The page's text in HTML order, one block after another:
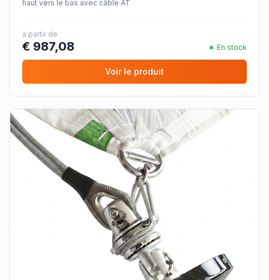
haut vers le bas avec câble AT
à partir de
€ 987,08 En stock
Voir le produit